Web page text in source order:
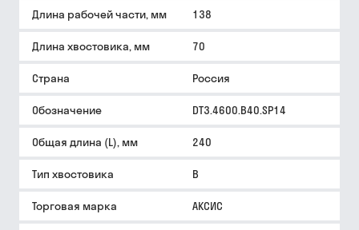
Длина рабочей части, мм 138
Длина хвостовика, мм 70
Страна Россия
Обозначение DT3.4600.B40.SP14
Общая длина (L), мм 240
Тип хвостовика B
Торговая марка АКСИС